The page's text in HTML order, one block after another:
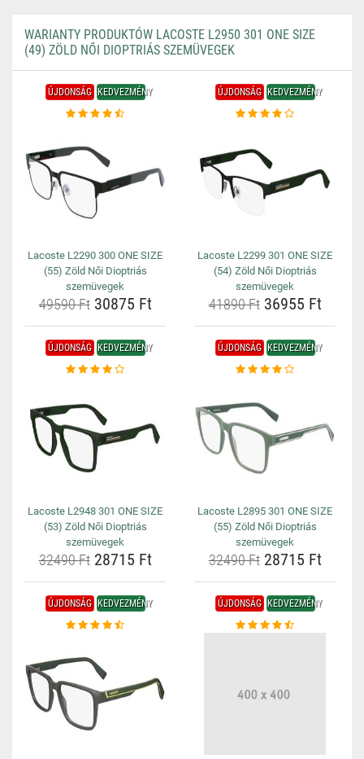
WARIANTY PRODUKTÓW LACOSTE L2950 301 ONE SIZE
(49) ZÖLD NŐI DIOPTRIÁS SZEMÜVEGEK
ÚJDONSÁG KEDVEZMÉNY
Lacoste L2290 300 ONE SIZE
(55) Zöld Női Dioptriás
szemüvegek
49590 Ft30875 Ft
ÚJDONSÁG KEDVEZMÉNY
Lacoste L2299 301 ONE SIZE
(54) Zöld Női Dioptriás
szemüvegek
41890 Ft36955 Ft
ÚJDONSÁG KEDVEZMÉNY
Lacoste L2948 301 ONE SIZE
(53) Zöld Női Dioptriás
szemüvegek
32490 Ft28715 Ft
ÚJDONSÁG KEDVEZMÉNY
Lacoste L2895 301 ONE SIZE
(55) Zöld Női Dioptriás
szemüvegek
32490 Ft28715 Ft
ÚJDONSÁG KEDVEZMÉNY ÚJDONSÁG KEDVEZMÉNY